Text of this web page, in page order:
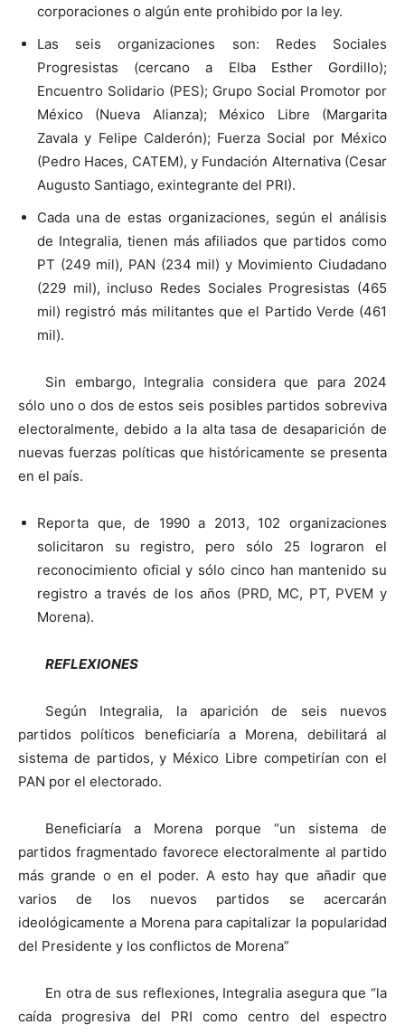
corporaciones o algún ente prohibido por la ley.
Las seis organizaciones son: Redes Sociales
Progresistas (cercano a Elba Esther Gordillo);
Encuentro Solidario (PES); Grupo Social Promotor por
México (Nueva Alianza); México Libre (Margarita
Zavala y Felipe Calderón); Fuerza Social por México
(Pedro Haces, CATEM), y Fundación Alternativa (Cesar
Augusto Santiago, exintegrante del PRI).
Cada una de estas organizaciones, según el análisis
de Integralia, tienen más afiliados que partidos como
PT (249 mil), PAN (234 mil) y Movimiento Ciudadano
(229 mil), incluso Redes Sociales Progresistas (465
mil) registró más militantes que el Partido Verde (461
mil).
Sin embargo, Integralia considera que para 2024
sólo uno o dos de estos seis posibles partidos sobreviva
electoralmente, debido a la alta tasa de desaparición de
nuevas fuerzas políticas que históricamente se presenta
en el país.
Reporta que, de 1990 a 2013, 102 organizaciones
solicitaron su registro, pero sólo 25 lograron el
reconocimiento oficial y sólo cinco han mantenido su
registro a través de los años (PRD, MC, PT, PVEM y
Morena).
REFLEXIONES
Según Integralia, la aparición de seis nuevos
partidos políticos beneficiaría a Morena, debilitará al
sistema de partidos, y México Libre competirían con el
PAN por el electorado.
Beneficiaría a Morena porque “un sistema de
partidos fragmentado favorece electoralmente al partido
más grande o en el poder. A esto hay que añadir que
varios de los nuevos partidos se acercarán
ideológicamente a Morena para capitalizar la popularidad
del Presidente y los conflictos de Morena”
En otra de sus reflexiones, Integralia asegura que “la
caída progresiva del PRI como centro del espectro